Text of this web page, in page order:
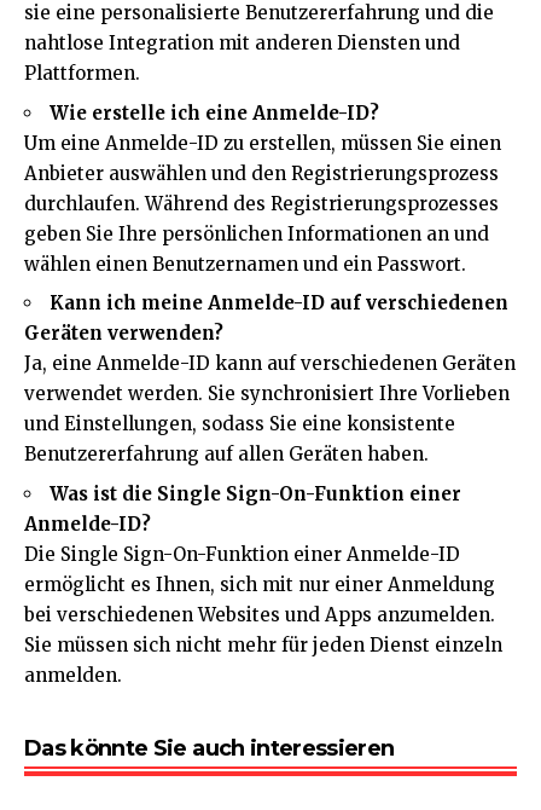
sie eine personalisierte Benutzererfahrung und die
nahtlose Integration mit anderen Diensten und
Plattformen.
Wie erstelle ich eine Anmelde-ID?
Um eine Anmelde-ID zu erstellen, müssen Sie einen
Anbieter auswählen und den Registrierungsprozess
durchlaufen. Während des Registrierungsprozesses
geben Sie Ihre persönlichen Informationen an und
wählen einen Benutzernamen und ein Passwort.
Kann ich meine Anmelde-ID auf verschiedenen
Geräten verwenden?
Ja, eine Anmelde-ID kann auf verschiedenen Geräten
verwendet werden. Sie synchronisiert Ihre Vorlieben
und Einstellungen, sodass Sie eine konsistente
Benutzererfahrung auf allen Geräten haben.
Was ist die Single Sign-On-Funktion einer
Anmelde-ID?
Die Single Sign-On-Funktion einer Anmelde-ID
ermöglicht es Ihnen, sich mit nur einer Anmeldung
bei verschiedenen Websites und Apps anzumelden.
Sie müssen sich nicht mehr für jeden Dienst einzeln
anmelden.
Das könnte Sie auch interessieren